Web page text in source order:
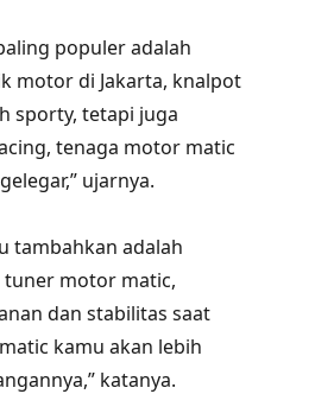
populer adalah
motor di Jakarta, knalpot
sporty, tetapi juga
tenaga motor matic
ujarnya.
tambahkan adalah
tuner motor matic,
dan stabilitas saat
kamu akan lebih
katanya.